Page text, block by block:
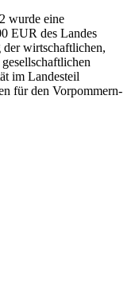
wurde eine
EUR des Landes
wirtschaftlichen,
im Landesteil
für den Vorpommern-